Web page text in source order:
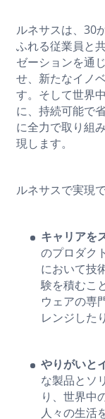
ルネサスは、30
ふれる従業員と
ゼーションを通
せ、新たなイノ
す。そして世界
に、持続可能で
に全力で取り組
現します。
ルネサスで実現
キャリアを
のプロダク
において技
験を積むこ
ウェアの専
レンジした
やりがいと
な製品とソ
り、世界中
人々の生活